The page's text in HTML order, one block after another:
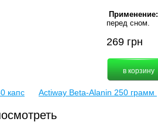
Применение:
перед сном.
269 грн
капс Actiway Beta-Alanin 250 грамм